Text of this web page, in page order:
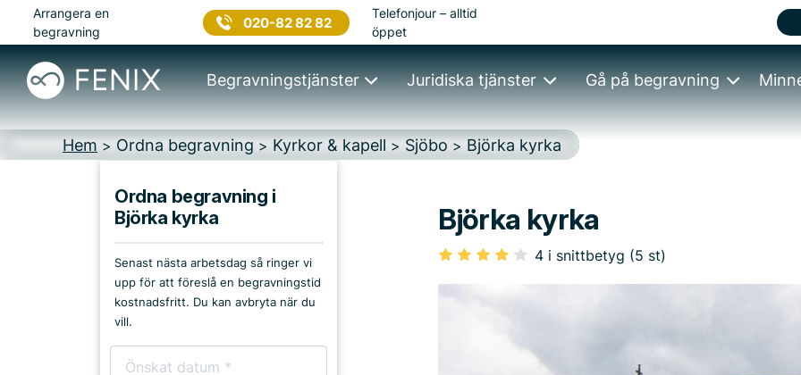
Arrangera en
begravning
020-82 82 82
Telefonjour – alltid
öppet
Begravningstjänster Juridiska tjänster Gå på begravning
Hem > Ordna begravning > Kyrkor & kapell > Sjöbo > Björka kyrka
Kyrkor & kapell
Begravningsplatser
Församlingshem
Ordna begravning i
Björka kyrka
Senast nästa arbetsdag så ringer vi
upp för att föreslå en begravningstid
kostnadsfritt. Du kan avbryta när du
vill.
Björka kyrka
4 i snittbetyg (5 st)